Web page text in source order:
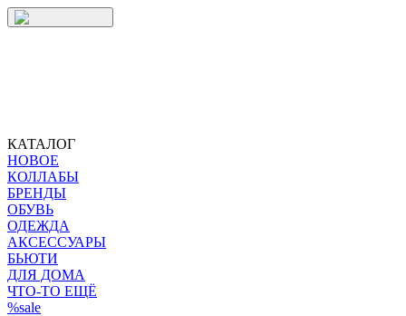
КАТАЛОГ
НОВОЕ
КОЛЛАБЫ
БРЕНДЫ
ОБУВЬ
ОДЕЖДА
АКСЕССУАРЫ
БЬЮТИ
ДЛЯ ДОМА
ЧТО-ТО ЕЩЁ
%sale